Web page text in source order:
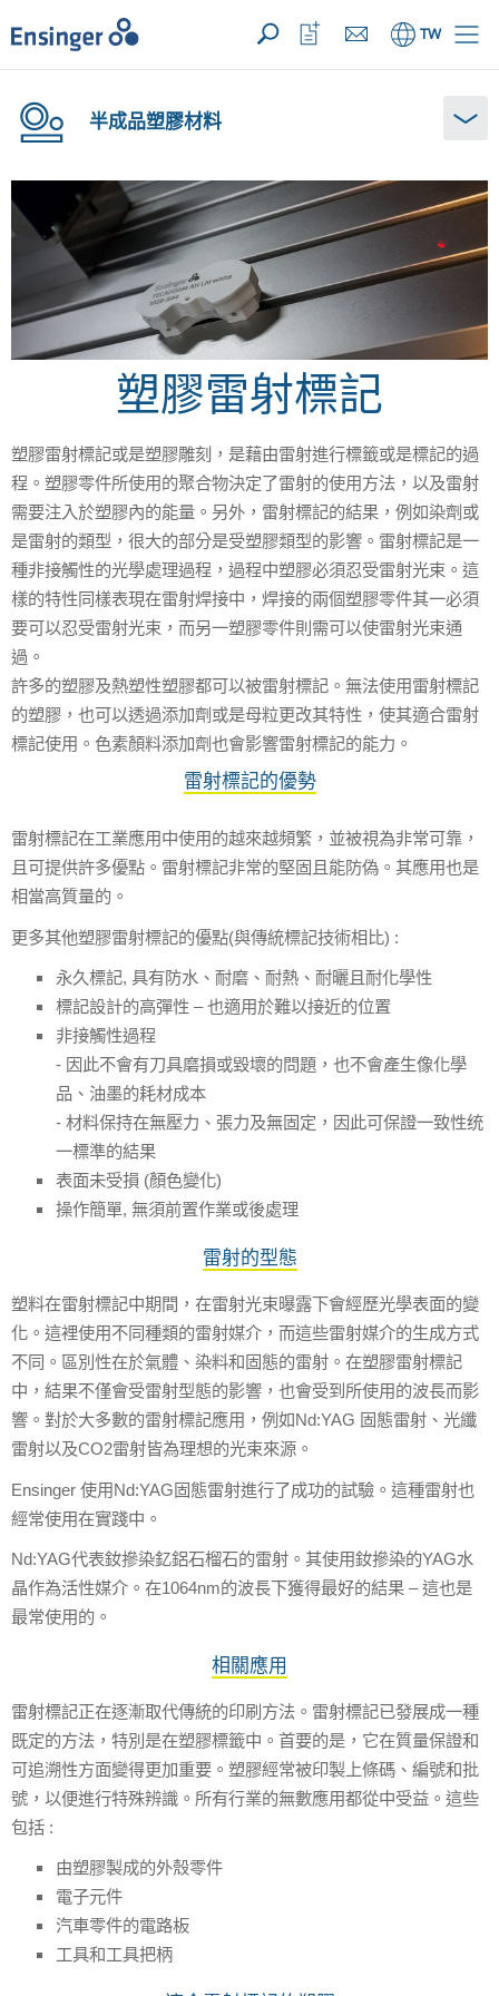
您的詢價 ({{productCount}} 產品) 開啟
首
頁
TW
開
啟
收
半成品塑膠材料
塑膠雷射標記
塑膠雷射標記或是塑膠雕刻，是藉由雷射進行標籤或是標記的過
程。塑膠零件所使用的聚合物決定了雷射的使用方法，以及雷射
需要注入於塑膠內的能量。另外，雷射標記的結果，例如染劑或
是雷射的類型，很大的部分是受塑膠類型的影響。雷射標記是一
種非接觸性的光學處理過程，過程中塑膠必須忍受雷射光束。這
樣的特性同樣表現在雷射焊接中，焊接的兩個塑膠零件其一必須
要可以忍受雷射光束，而另一塑膠零件則需可以使雷射光束通
過。
許多的塑膠及熱塑性塑膠都可以被雷射標記。無法使用雷射標記
的塑膠，也可以透過添加劑或是母粒更改其特性，使其適合雷射
標記使用。色素顏料添加劑也會影響雷射標記的能力。
雷射標記的優勢
雷射標記在工業應用中使用的越來越頻繁，並被視為非常可靠，
且可提供許多優點。雷射標記非常的堅固且能防偽。其應用也是
相當高質量的。
更多其他塑膠雷射標記的優點(與傳統標記技術相比) :
永久標記, 具有防水、耐磨、耐熱、耐曬且耐化學性
標記設計的高彈性 –也適用於難以接近的位置
非接觸性過程
- 因此不會有刀具磨損或毀壞的問題，也不會產生像化學
品、油墨的耗材成本
- 材料保持在無壓力、張力及無固定，因此可保證一致性统
一標準的結果
表面未受損 (顏色變化)
操作簡單, 無須前置作業或後處理
雷射的型態
塑料在雷射標記中期間，在雷射光束曝露下會經歷光學表面的變
化。這裡使用不同種類的雷射媒介，而這些雷射媒介的生成方式
不同。區別性在於氣體、染料和固態的雷射。在塑膠雷射標記
中，結果不僅會受雷射型態的影響，也會受到所使用的波長而影
響。對於大多數的雷射標記應用，例如Nd:YAG 固態雷射、光纖
雷射以及CO2雷射皆為理想的光束來源。
Ensinger 使用Nd:YAG固態雷射進行了成功的試驗。這種雷射也
經常使用在實踐中。
Nd:YAG代表釹摻染釔鋁石榴石的雷射。其使用釹摻染的YAG水
晶作為活性媒介。在1064nm的波長下獲得最好的結果 –這也是
最常使用的。
相關應用
雷射標記正在逐漸取代傳統的印刷方法。雷射標記已發展成一種
既定的方法，特別是在塑膠標籤中。首要的是，它在質量保證和
可追溯性方面變得更加重要。塑膠經常被印製上條碼、編號和批
號，以便進行特殊辨識。所有行業的無數應用都從中受益。這些
包括 :
由塑膠製成的外殼零件
電子元件
汽車零件的電路板
工具和工具把柄